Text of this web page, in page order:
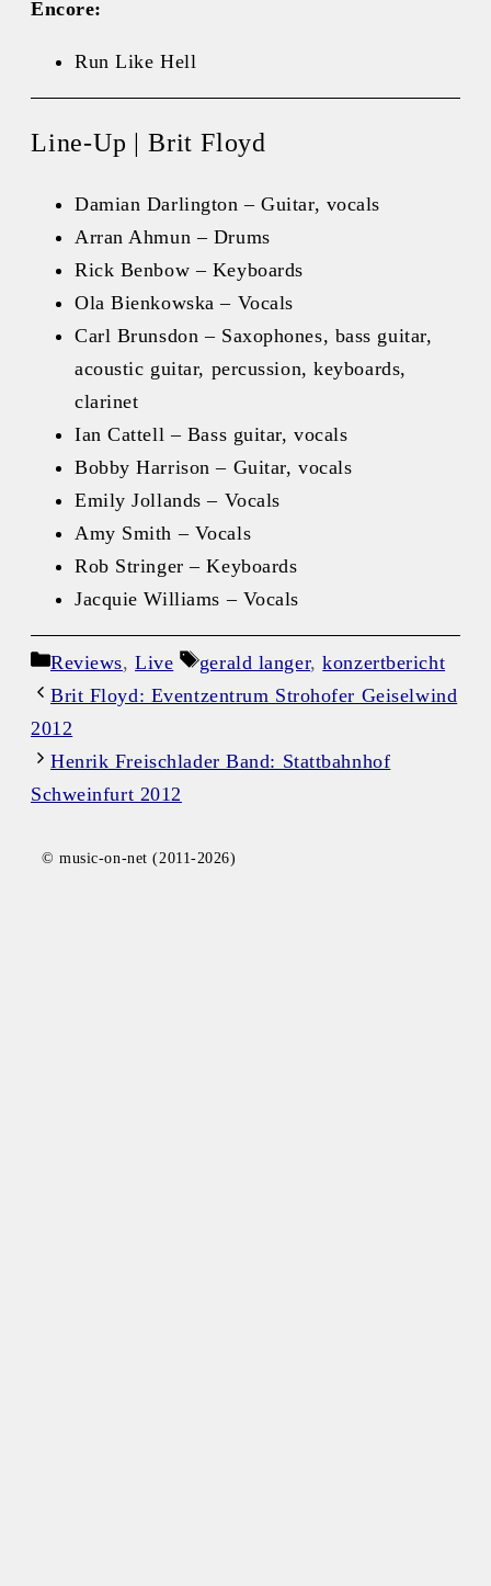
Encore:
Run Like Hell
Line-Up | Brit Floyd
Damian Darlington – Guitar, vocals
Arran Ahmun – Drums
Rick Benbow – Keyboards
Ola Bienkowska – Vocals
Carl Brunsdon – Saxophones, bass guitar,
acoustic guitar, percussion, keyboards,
clarinet
Ian Cattell – Bass guitar, vocals
Bobby Harrison – Guitar, vocals
Emily Jollands – Vocals
Amy Smith – Vocals
Rob Stringer – Keyboards
Jacquie Williams – Vocals
Kategorien
Reviews,Live Schlagwörter
gerald langer,konzertbericht
Brit Floyd: Eventzentrum Strohofer Geiselwind
2012
Henrik Freischlader Band: Stattbahnhof
Schweinfurt 2012
© music-on-net (2011-2026)